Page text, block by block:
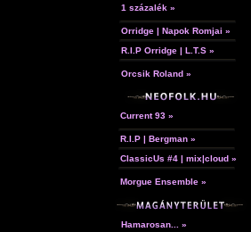
1 százalék »
Orridge | Napok Romjai »
R.I.P Orridge | L.T.S »
Orcsik Roland »
Current 93 »
R.I.P | Bergman »
ClassicUs #4 | mix|cloud »
Morgue Ensemble »
Hamarosan... »